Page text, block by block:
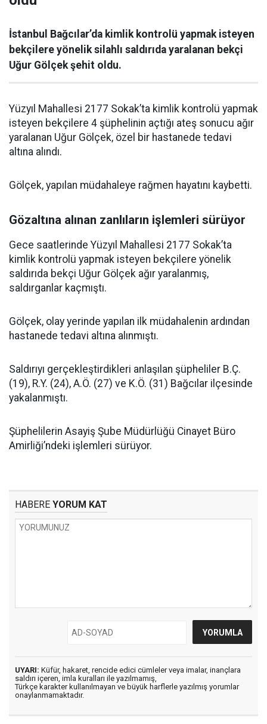
İstanbul Bağcılar’da kimlik kontrolü yapmak isteyen
bekçilere yönelik silahlı saldırıda yaralanan bekçi
Uğur Gölçek şehit oldu.
Yüzyıl Mahallesi 2177 Sokak’ta kimlik kontrolü yapmak
isteyen bekçilere 4 şüphelinin açtığı ateş sonucu ağır
yaralanan Uğur Gölçek, özel bir hastanede tedavi
altına alındı.
Gölçek, yapılan müdahaleye rağmen hayatını kaybetti.
Gözaltına alınan zanlıların işlemleri sürüyor
Gece saatlerinde Yüzyıl Mahallesi 2177 Sokak’ta
kimlik kontrolü yapmak isteyen bekçilere yönelik
saldırıda bekçi Uğur Gölçek ağır yaralanmış,
saldırganlar kaçmıştı.
Gölçek, olay yerinde yapılan ilk müdahalenin ardından
hastanede tedavi altına alınmıştı.
Saldırıyı gerçekleştirdikleri anlaşılan şüpheliler B.Ç.
(19), R.Y. (24), A.Ö. (27) ve K.Ö. (31) Bağcılar ilçesinde
yakalanmıştı.
Şüphelilerin Asayiş Şube Müdürlüğü Cinayet Büro
Amirliği’ndeki işlemleri sürüyor.
HABERE YORUM KAT
UYARI: Küfür, hakaret, rencide edici cümleler veya imalar, inançlara
saldırı içeren, imla kuralları ile yazılmamış,
Türkçe karakter kullanılmayan ve büyük harflerle yazılmış yorumlar
onaylanmamaktadır.